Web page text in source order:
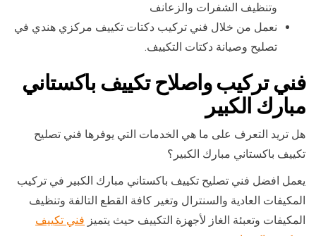
وتنظيف الشفرات والزعانف
نعمل من خلال فني تركيب دكتات تكييف مركزي هندي في
تصليح وصيانة دكتات التكييف.
فني تركيب واصلاح تكييف باكستاني
مبارك الكبير
هل تريد التعرف على ما هي الخدمات التي يوفرها فني تصليح
تكييف باكستاني مبارك الكبير؟
يعمل افضل فني تصليح تكييف باكستاني مبارك الكبير في تركيب
المكيفات العادية والسنترال وتغير كافة القطع التالفة وتنظيف
المكيفات وتعبئة الغاز لأجهزة التكييف حيث يتميز فني تكييف